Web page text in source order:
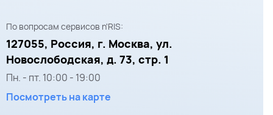
По вопросам сервисов n'RIS:
127055, Россия, г. Москва, ул.
Новослободская, д. 73, стр. 1
Пн. - пт. 10:00 - 19:00
Посмотреть на карте